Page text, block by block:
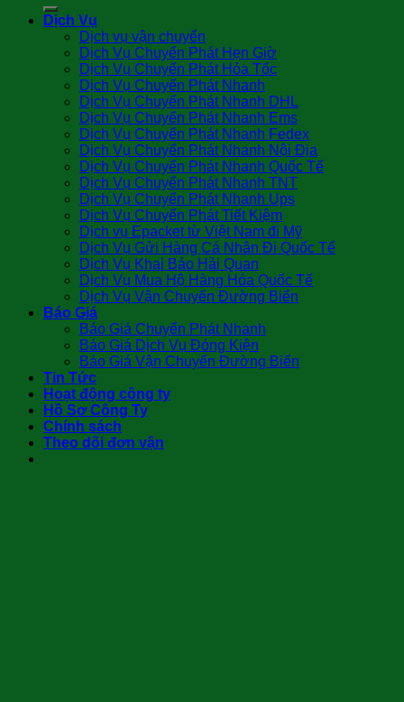
Dịch Vụ
Dịch vụ vận chuyển
Dịch Vụ Chuyển Phát Hẹn Giờ
Dịch Vụ Chuyển Phát Hỏa Tốc
Dịch Vụ Chuyển Phát Nhanh
Dịch Vụ Chuyển Phát Nhanh DHL
Dịch Vụ Chuyển Phát Nhanh Ems
Dịch Vụ Chuyển Phát Nhanh Fedex
Dịch Vụ Chuyển Phát Nhanh Nội Địa
Dịch Vụ Chuyển Phát Nhanh Quốc Tế
Dịch Vụ Chuyển Phát Nhanh TNT
Dịch Vụ Chuyển Phát Nhanh Ups
Dịch Vụ Chuyển Phát Tiết Kiệm
Dịch vụ Epacket từ Việt Nam đi Mỹ
Dịch Vụ Gửi Hàng Cá Nhân Đi Quốc Tế
Dịch Vụ Khai Báo Hải Quan
Dịch Vụ Mua Hộ Hàng Hóa Quốc Tế
Dịch Vụ Vận Chuyển Đường Biển
Báo Giá
Báo Giá Chuyển Phát Nhanh
Báo Giá Dịch Vụ Đóng Kiện
Báo Giá Vận Chuyển Đường Biển
Tin Tức
Hoạt động công ty
Hồ Sơ Công Ty
Chính sách
Theo dõi đơn vận